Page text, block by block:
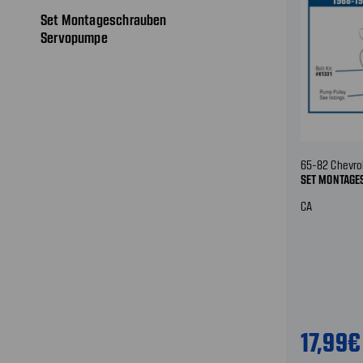
Set Montageschrauben
Servopumpe
65-82
SET
CA
17,99€